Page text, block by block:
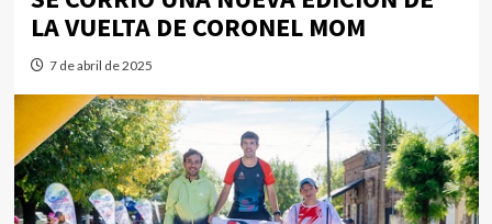
LA VUELTA DE CORONEL MOM
7 de abril de 2025